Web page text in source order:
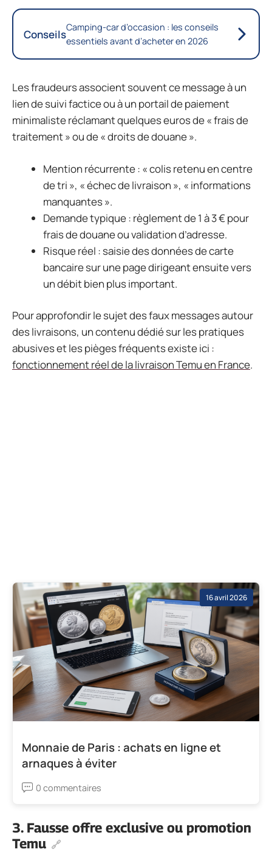
ConseilsCamping-car d’occasion : les conseils
essentiels avant d’acheter en 2026
Les fraudeurs associent souvent ce message à un
lien de suivi factice ou à un portail de paiement
minimaliste réclamant quelques euros de « frais de
traitement » ou de « droits de douane ».
Mention récurrente : « colis retenu en centre
de tri », « échec de livraison », « informations
manquantes ».
Demande typique : règlement de 1 à 3 € pour
frais de douane ou validation d’adresse.
Risque réel : saisie des données de carte
bancaire sur une page dirigeant ensuite vers
un débit bien plus important.
Pour approfondir le sujet des faux messages autour
des livraisons, un contenu dédié sur les pratiques
abusives et les pièges fréquents existe ici :
fonctionnement réel de la livraison Temu en France.
16 avril 2026
Monnaie de Paris : achats en ligne et
arnaques à éviter
0 commentaires
3. Fausse offre exclusive ou promotion
Temu